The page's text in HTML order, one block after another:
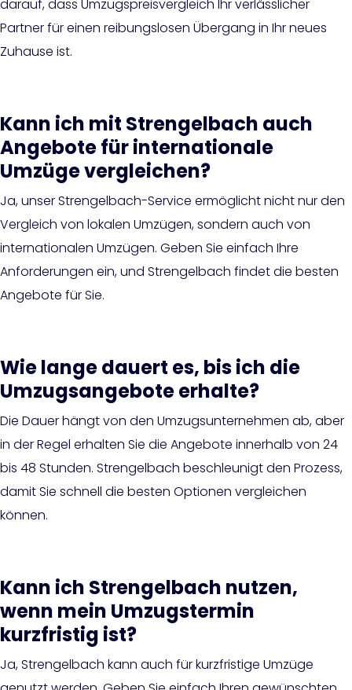
darauf, dass Umzugspreisvergleich Ihr verlässlicher
Partner für einen reibungslosen Übergang in Ihr neues
Zuhause ist.
Kann ich mit Strengelbach auch
Angebote für internationale
Umzüge vergleichen?
Ja, unser Strengelbach-Service ermöglicht nicht nur den
Vergleich von lokalen Umzügen, sondern auch von
internationalen Umzügen. Geben Sie einfach Ihre
Anforderungen ein, und Strengelbach findet die besten
Angebote für Sie.
Wie lange dauert es, bis ich die
Umzugsangebote erhalte?
Die Dauer hängt von den Umzugsunternehmen ab, aber
in der Regel erhalten Sie die Angebote innerhalb von 24
bis 48 Stunden. Strengelbach beschleunigt den Prozess,
damit Sie schnell die besten Optionen vergleichen
können.
Kann ich Strengelbach nutzen,
wenn mein Umzugstermin
kurzfristig ist?
Ja, Strengelbach kann auch für kurzfristige Umzüge